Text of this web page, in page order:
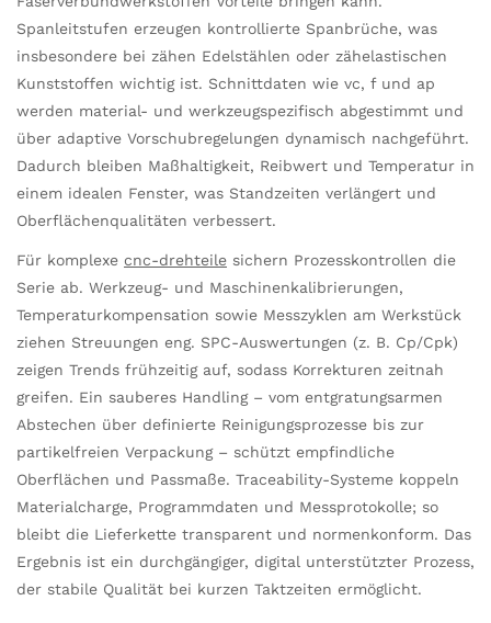
Spanleitstufen erzeugen kontrollierte Spanbrüche, was
insbesondere bei zähen Edelstählen oder zähelastischen
Kunststoffen wichtig ist. Schnittdaten wie vc, f und ap
werden material- und werkzeugspezifisch abgestimmt und
über adaptive Vorschubregelungen dynamisch nachgeführt.
Dadurch bleiben Maßhaltigkeit, Reibwert und Temperatur in
einem idealen Fenster, was Standzeiten verlängert und
Oberflächenqualitäten verbessert.
Für komplexe cnc-drehteile sichern Prozesskontrollen die
Serie ab. Werkzeug- und Maschinenkalibrierungen,
Temperaturkompensation sowie Messzyklen am Werkstück
ziehen Streuungen eng. SPC-Auswertungen (z. B. Cp/Cpk)
zeigen Trends frühzeitig auf, sodass Korrekturen zeitnah
greifen. Ein sauberes Handling – vom entgratungsarmen
Abstechen über definierte Reinigungsprozesse bis zur
partikelfreien Verpackung – schützt empfindliche
Oberflächen und Passmaße. Traceability-Systeme koppeln
Materialcharge, Programmdaten und Messprotokolle; so
bleibt die Lieferkette transparent und normenkonform. Das
Ergebnis ist ein durchgängiger, digital unterstützter Prozess,
der stabile Qualität bei kurzen Taktzeiten ermöglicht.